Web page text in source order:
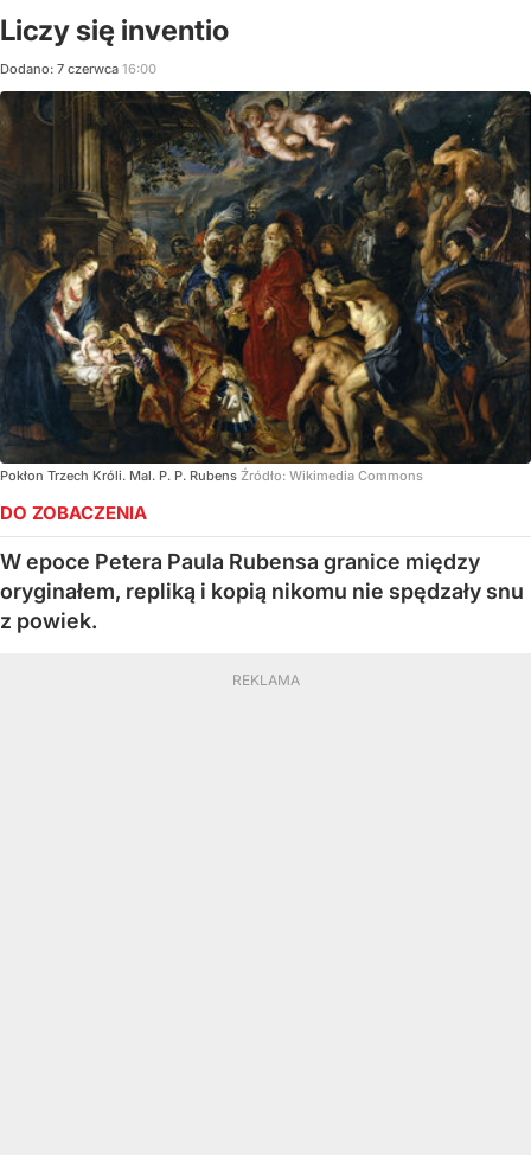
Liczy się inventio
Dodano: 7 czerwca 16:00
Pokłon Trzech Króli. Mal. P. P. Rubens Źródło: Wikimedia Commons
DO ZOBACZENIA
W epoce Petera Paula Rubensa granice między
oryginałem, repliką i kopią nikomu nie spędzały snu
z powiek.